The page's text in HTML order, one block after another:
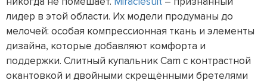
лидер в этой области. Их модели продуманы до
мелочей: особая компрессионная ткань и элементы
дизайна, которые добавляют комфорта и
поддержки. Слитный купальник Cam с контрастной
окантовкой и двойными скрещёнными бретелями